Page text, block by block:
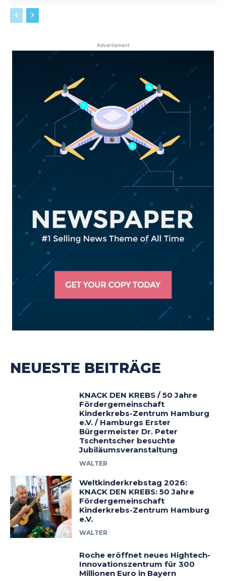
Advertisment
NEUESTE BEITRÄGE
KNACK DEN KREBS / 50 Jahre
Fördergemeinschaft
Kinderkrebs-Zentrum Hamburg
e.V. / Hamburgs Erster
Bürgermeister Dr. Peter
Tschentscher besuchte
Jubiläumsveranstaltung
WALTER
Weltkinderkrebstag 2026:
KNACK DEN KREBS: 50 Jahre
Fördergemeinschaft
Kinderkrebs-Zentrum Hamburg
e.V.
WALTER
Roche eröffnet neues Hightech-
Innovationszentrum für 300
Millionen Euro in Bayern